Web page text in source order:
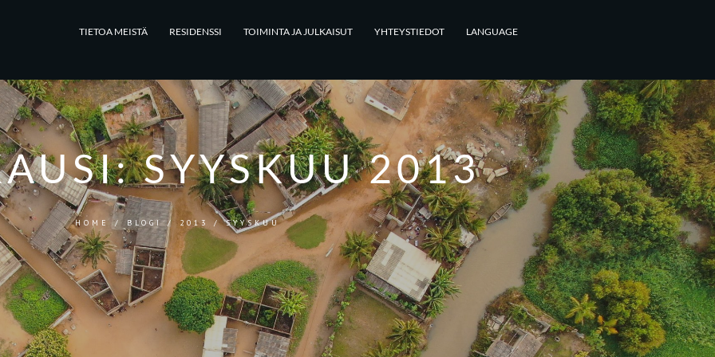
TIETOA MEISTÄ RESIDENSSI TOIMINTA JA JULKAISUT YHTEYSTIEDOT LANGUAGE
SYYSKUU 2013
HOME / BLOGI/ 2013 /SYYSKUU